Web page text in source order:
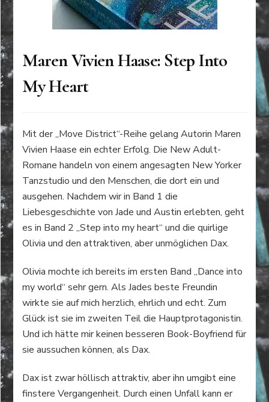
Maren Vivien Haase: Step Into
My Heart
Mit der „Move District“-Reihe gelang Autorin Maren
Vivien Haase ein echter Erfolg. Die New Adult-
Romane handeln von einem angesagten New Yorker
Tanzstudio und den Menschen, die dort ein und
ausgehen. Nachdem wir in Band 1 die
Liebesgeschichte von Jade und Austin erlebten, geht
es in Band 2 „Step into my heart“ und die quirlige
Olivia und den attraktiven, aber unmöglichen Dax.
Olivia mochte ich bereits im ersten Band „Dance into
my world“ sehr gern. Als Jades beste Freundin
wirkte sie auf mich herzlich, ehrlich und echt. Zum
Glück ist sie im zweiten Teil die Hauptprotagonistin.
Und ich hätte mir keinen besseren Book-Boyfriend für
sie aussuchen können, als Dax.
Dax ist zwar höllisch attraktiv, aber ihn umgibt eine
finstere Vergangenheit. Durch einen Unfall kann er